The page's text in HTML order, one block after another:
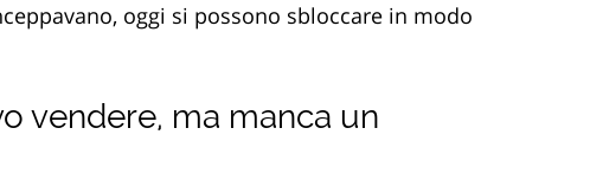
oggi si possono sbloccare in modo
vendere, ma manca un